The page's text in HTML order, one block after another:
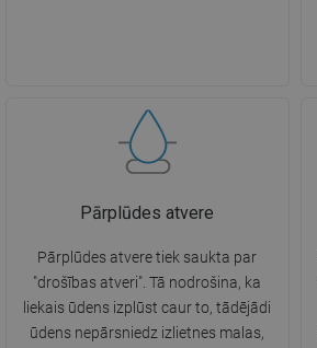
Pārplūdes atvere
Pārplūdes atvere tiek saukta par
"drošības atveri". Tā nodrošina, ka
liekais ūdens izplūst caur to, tādējādi
ūdens nepārsniedz izlietnes malas,